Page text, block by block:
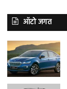
ऑटो जगत